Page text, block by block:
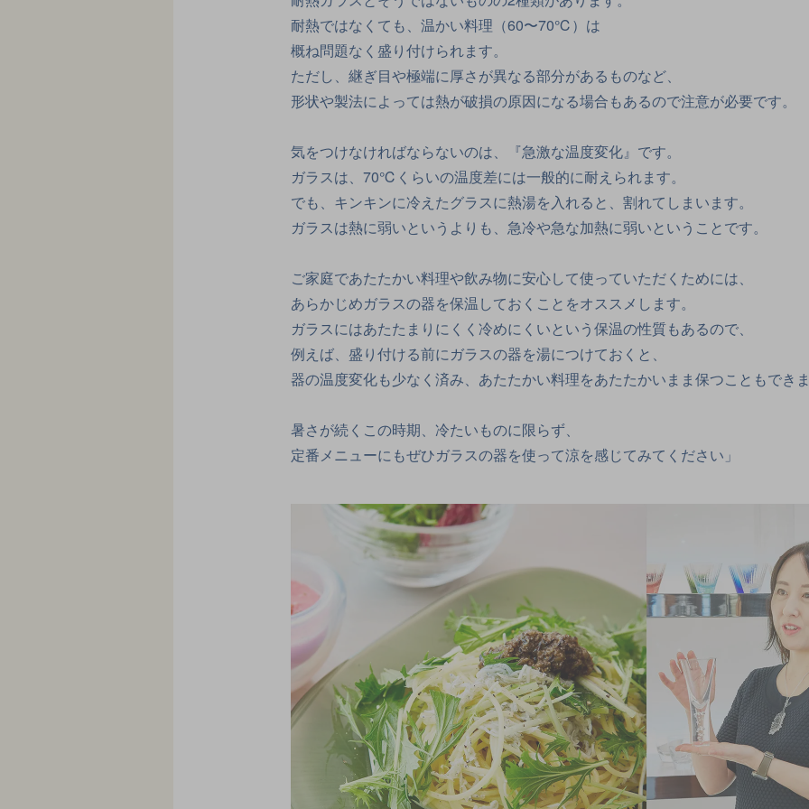
耐熱ではなくても、温かい料理（60〜70℃）は
概ね問題なく盛り付けられます。
ただし、継ぎ目や極端に厚さが異なる部分があるものなど、
形状や製法によっては熱が破損の原因になる場合もあるので注意が必要です。
気をつけなければならないのは、『急激な温度変化』です。
ガラスは、70℃くらいの温度差には一般的に耐えられます。
でも、キンキンに冷えたグラスに熱湯を入れると、割れてしまいます。
ガラスは熱に弱いというよりも、急冷や急な加熱に弱いということです。
ご家庭であたたかい料理や飲み物に安心して使っていただくためには、
あらかじめガラスの器を保温しておくことをオススメします。
ガラスにはあたたまりにくく冷めにくいという保温の性質もあるので、
例えば、盛り付ける前にガラスの器を湯につけておくと、
器の温度変化も少なく済み、あたたかい料理をあたたかいまま保つこともでき
暑さが続くこの時期、冷たいものに限らず、
定番メニューにもぜひガラスの器を使って涼を感じてみてください」